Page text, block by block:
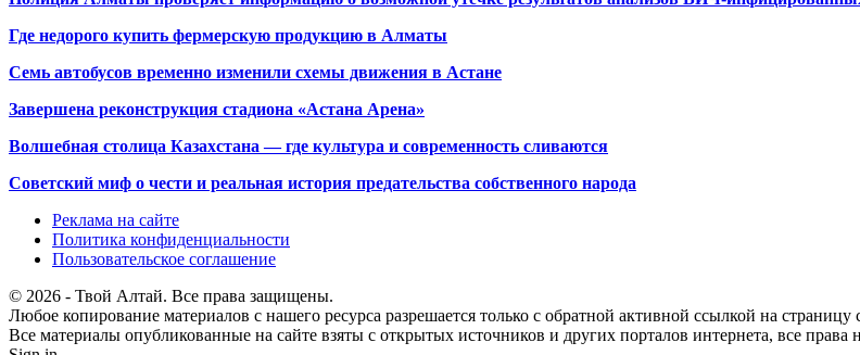
Где недорого купить фермерскую продукцию в Алматы
Семь автобусов временно изменили схемы движения в Астане
Завершена реконструкция стадиона «Астана Арена»
Волшебная столица Казахстана — где культура и современность сливаются
Советский миф о чести и реальная история предательства собственного народа
Реклама на сайте
Политика конфиденциальности
Пользовательское соглашение
© 2026 - Твой Алтай. Все права защищены.
Любое копирование материалов с нашего ресурса разрешается только с обратной активной ссылкой на страницу
Все материалы опубликованные на сайте взяты с открытых источников и других порталов интернета, все